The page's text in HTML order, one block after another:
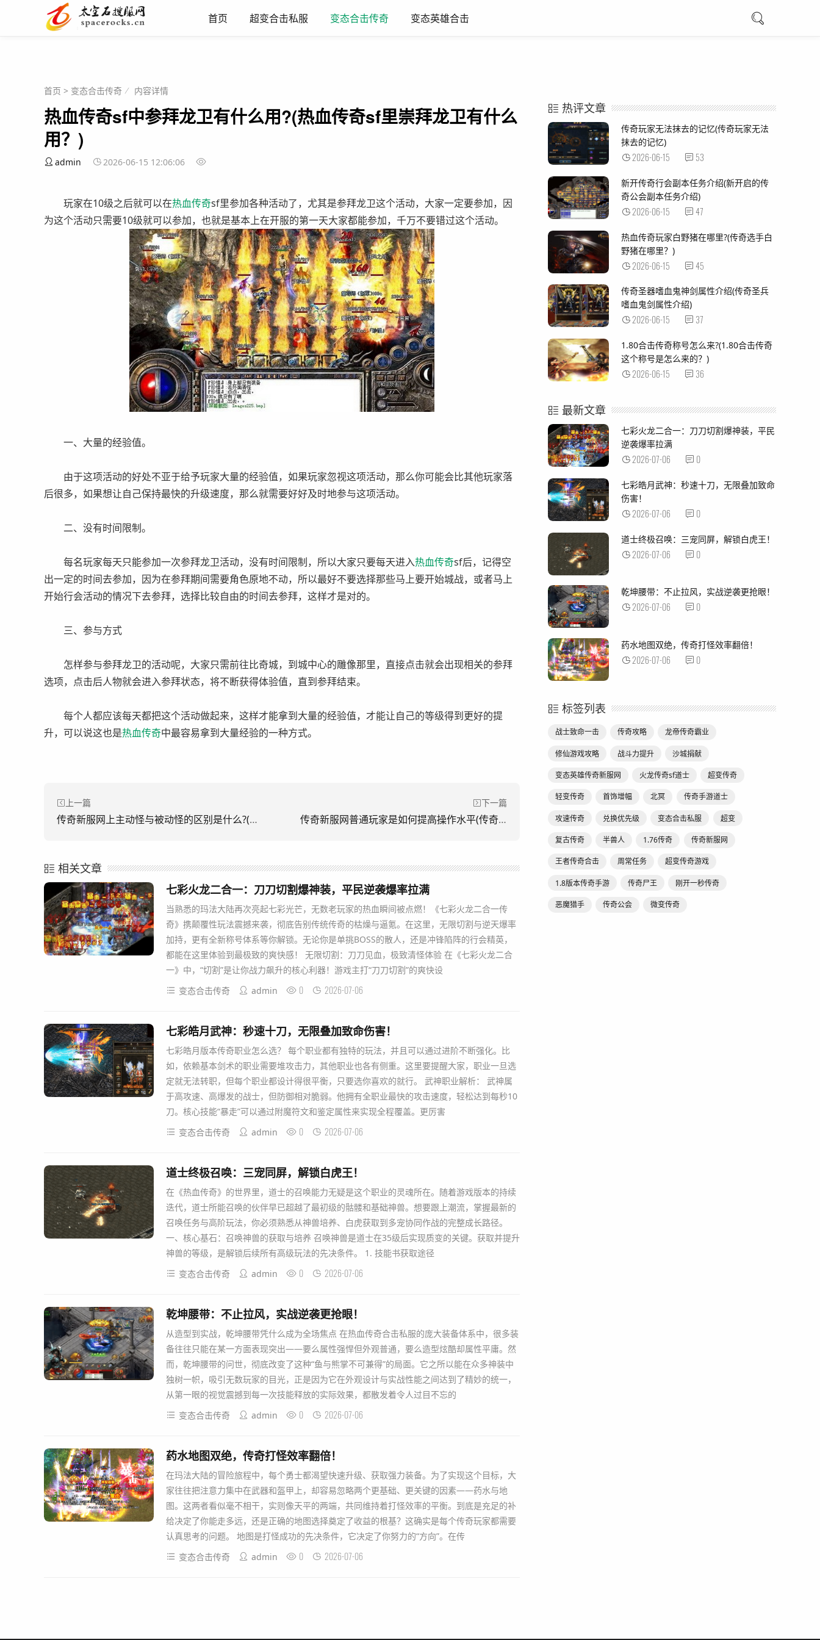
首页 超变合击私服 变态合击传奇 变态英雄合击
首页 > 变态合击传奇 内容详情
热血传奇sf中参拜龙卫有什么用?(热血传奇sf里崇拜龙卫有什么
用？)
admin 2026-06-15 12:06:06
玩家在10级之后就可以在热血传奇sf里参加各种活动了，尤其是参拜龙卫这个活动，大家一定要参加，因
为这个活动只需要10级就可以参加，也就是基本上在开服的第一天大家都能参加，千万不要错过这个活动。
一、大量的经验值。
由于这项活动的好处不亚于给予玩家大量的经验值，如果玩家忽视这项活动，那么你可能会比其他玩家落
后很多，如果想让自己保持最快的升级速度，那么就需要好好及时地参与这项活动。
二、没有时间限制。
每名玩家每天只能参加一次参拜龙卫活动，没有时间限制，所以大家只要每天进入热血传奇sf后，记得空
出一定的时间去参加，因为在参拜期间需要角色原地不动，所以最好不要选择那些马上要开始城战，或者马上
开始行会活动的情况下去参拜，选择比较自由的时间去参拜，这样才是对的。
三、参与方式
怎样参与参拜龙卫的活动呢，大家只需前往比奇城，到城中心的雕像那里，直接点击就会出现相关的参拜
选项，点击后人物就会进入参拜状态，将不断获得体验值，直到参拜结束。
每个人都应该每天都把这个活动做起来，这样才能拿到大量的经验值，才能让自己的等级得到更好的提
升，可以说这也是热血传奇中最容易拿到大量经验的一种方式。
上一篇
传奇新服网上主动怪与被动怪的区别是什么?(传奇服上线时主动怪物和被动怪物有什么区别？)
下一篇
传奇新服网普通玩家是如何提高操作水平(传奇新服普通玩家如何提升操作技能？)
相关文章
七彩火龙二合一：刀刀切割爆神装，平民逆袭爆率拉满
当熟悉的玛法大陆再次亮起七彩光芒，无数老玩家的热血瞬间被点燃！《七彩火龙二合一传
奇》携颠覆性玩法震撼来袭，彻底告别传统传奇的枯燥与逼氪。在这里，无限切割与逆天爆率
加持，更有全新称号体系等你解锁。无论你是单挑BOSS的散人，还是冲锋陷阵的行会精英，
都能在这里体验到最极致的爽快感！ 无限切割：刀刀见血，极致清怪体验 在《七彩火龙二合
一》中，“切割”是让你战力飙升的核心利器！游戏主打“刀刀切割”的爽快设
变态合击传奇
admin 0 2026-07-06
七彩皓月武神：秒速十刀，无限叠加致命伤害！
七彩皓月版本传奇职业怎么选？ 每个职业都有独特的玩法，并且可以通过进阶不断强化。比
如，依赖基本剑术的职业需要堆攻击力，其他职业也各有侧重。这里要提醒大家，职业一旦选
定就无法转职，但每个职业都设计得很平衡，只要选你喜欢的就行。 武神职业解析： 武神属
于高攻速、高爆发的战士，但防御相对脆弱。他拥有全职业最快的攻击速度，轻松达到每秒10
刀。核心技能“暴走”可以通过附魔符文和鉴定属性来实现全程覆盖。更厉害
变态合击传奇
admin 0 2026-07-06
道士终极召唤：三宠同屏，解锁白虎王！
在《热血传奇》的世界里，道士的召唤能力无疑是这个职业的灵魂所在。随着游戏版本的持续
迭代，道士所能召唤的伙伴早已超越了最初级的骷髅和基础神兽。想要跟上潮流，掌握最新的
召唤任务与高阶玩法，你必须熟悉从神兽培养、白虎获取到多宠协同作战的完整成长路径。
一、核心基石：召唤神兽的获取与培养 召唤神兽是道士在35级后实现质变的关键。获取并提升
神兽的等级，是解锁后续所有高级玩法的先决条件。 1. 技能书获取途径
变态合击传奇
admin 0 2026-07-06
乾坤腰带：不止拉风，实战逆袭更抢眼！
从造型到实战，乾坤腰带凭什么成为全场焦点 在热血传奇合击私服的庞大装备体系中，很多装
备往往只能在某一方面表现突出——要么属性强悍但外观普通，要么造型炫酷却属性平庸。然
而，乾坤腰带的问世，彻底改变了这种“鱼与熊掌不可兼得”的局面。它之所以能在众多神装中
独树一帜，吸引无数玩家的目光，正是因为它在外观设计与实战性能之间达到了精妙的统一，
从第一眼的视觉震撼到每一次技能释放的实际效果，都散发着令人过目不忘的
变态合击传奇
admin 0 2026-07-06
药水地图双绝，传奇打怪效率翻倍！
在玛法大陆的冒险旅程中，每个勇士都渴望快速升级、获取强力装备。为了实现这个目标，大
家往往把注意力集中在武器和盔甲上，却容易忽略两个更基础、更关键的因素——药水与地
图。这两者看似毫不相干，实则像天平的两端，共同维持着打怪效率的平衡。到底是充足的补
给决定了你能走多远，还是正确的地图选择奠定了收益的根基？这确实是每个传奇玩家都需要
认真思考的问题。 地图是打怪成功的先决条件，它决定了你努力的“方向”。在传
变态合击传奇
admin 0 2026-07-06
热评文章
传奇玩家无法抹去的记忆(传奇玩家无法
抹去的记忆)
2026-06-15 53
新开传奇行会副本任务介绍(新开启的传
奇公会副本任务介绍)
2026-06-15 47
热血传奇玩家白野猪在哪里?(传奇选手白
野猪在哪里？)
2026-06-15 45
传奇圣器嗜血鬼神剑属性介绍(传奇圣兵
嗜血鬼剑属性介绍)
2026-06-15 37
1.80合击传奇称号怎么来?(1.80合击传奇
这个称号是怎么来的？)
2026-06-15 36
最新文章
七彩火龙二合一：刀刀切割爆神装，平民
逆袭爆率拉满
2026-07-06 0
七彩皓月武神：秒速十刀，无限叠加致命
伤害！
2026-07-06 0
道士终极召唤：三宠同屏，解锁白虎王！
2026-07-06 0
乾坤腰带：不止拉风，实战逆袭更抢眼！
2026-07-06 0
药水地图双绝，传奇打怪效率翻倍！
2026-07-06 0
标签列表
战士致命一击 传奇攻略 龙帝传奇霸业
修仙游戏攻略 战斗力提升 沙城捐献
变态英雄传奇新服网 火龙传奇sf道士 超变传奇
轻变传奇 首饰增幅 北冥 传奇手游道士
攻速传奇 兑换优先级 变态合击私服 超变
复古传奇 半兽人 1.76传奇 传奇新服网
王者传奇合击 周常任务 超变传奇游戏
1.8版本传奇手游 传奇尸王 刚开一秒传奇
恶魔猎手 传奇公会 微变传奇